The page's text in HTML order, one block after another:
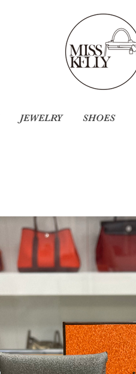
JEWELRY SHOES